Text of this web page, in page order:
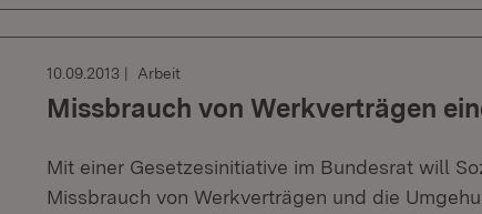
10.09.2013 Arbeit
Missbrauch von Werkverträgen
Mit einer Gesetzesinitiative im Bundesrat will
Missbrauch von Werkverträgen und die